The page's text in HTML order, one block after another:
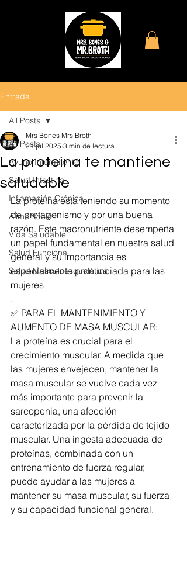
Entrada
All Posts
Ayuno Intermitente
Salud Intestinal
Inflamación Crónica
Alimentación
Vida Saludable
Salud Funcional
Salud Musculoesquelética
All Posts
La proteína te mantiene
saludable
Mrs Bones Mrs Broth
31 jul 2025 3 min de lectura
La proteína está teniendo su momento
de protagonismo y por una buena
razón. Este macronutriente desempeña
un papel fundamental en nuestra salud
general y su importancia es
especialmente pronunciada para las
mujeres
.
✅ PARA EL MANTENIMIENTO Y
AUMENTO DE MASA MUSCULAR:
La proteína es crucial para el
crecimiento muscular. A medida que
las mujeres envejecen, mantener la
masa muscular se vuelve cada vez
más importante para prevenir la
sarcopenia, una afección
caracterizada por la pérdida de tejido
muscular. Una ingesta adecuada de
proteínas, combinada con un
entrenamiento de fuerza regular,
puede ayudar a las mujeres a
mantener su masa muscular, su fuerza
y su capacidad funcional general.